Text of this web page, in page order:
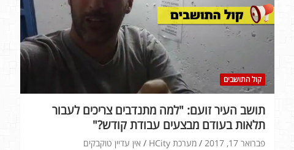
קול התושבים
תושב העיר זועם: "למה מתנדבים צריכים לעבור
תלאות בעודם מבצעים עבודת קודש?"
פברואר 17, 2017 מערכת HCity אין עדיין טוקבקים